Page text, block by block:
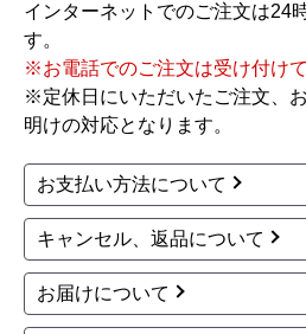
インターネットでのご注文は24
す。
※お電話でのご注文は受け付けて
※定休日にいただいたご注文、
明けの対応となります。
お支払い方法について
キャンセル、返品について
お届けについて